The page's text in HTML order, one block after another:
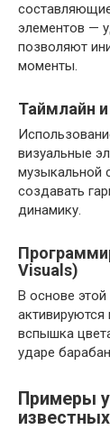
элементов —
позволяют
моменты.
Таймлайн
визуальные
музыкальной
создавать
динамику.
Visuals)
В основе
вспышка
ударе
Примеры